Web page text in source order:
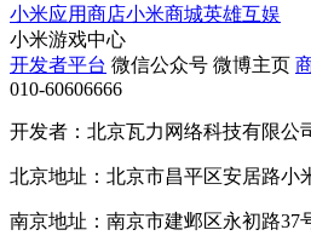
小米应用商店小米商城英雄互娱
小米游戏中心
开发者平台 微信公众号 微博主页
010-60606666
开发者：北京瓦力网络科技有限公
北京地址：北京市昌平区安居路小
南京地址：南京市建邺区永初路37